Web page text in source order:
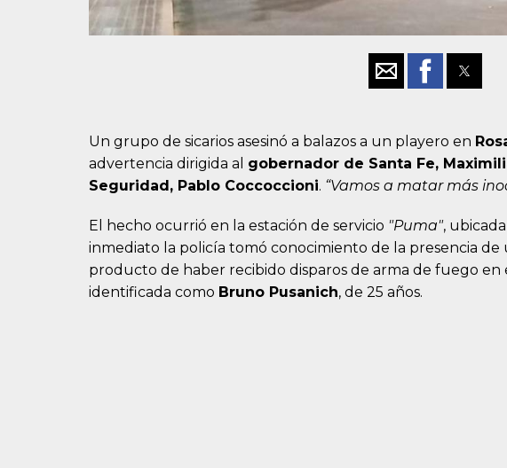
Un grupo de sicarios asesinó a balazos a un playero en
advertencia dirigida al gobernador de Santa Fe,
Seguridad, Pablo Coccoccioni. “Vamos a matar más
El hecho ocurrió en la estación de servicio "Puma",
inmediato la policía tomó conocimiento de la presencia
producto de haber recibido disparos de arma de fuego en
identificada como Bruno Pusanich, de 25 años.